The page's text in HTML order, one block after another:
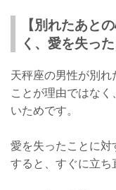
【別れたあと
く、愛を失っ
天秤座の男性が別
ことが理由ではなく、
いためです。
愛を失ったことに
すると、すぐに立ち